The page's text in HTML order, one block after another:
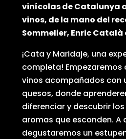
vinícolas de Catalunya
vinos, de la mano del
Sommelier, EnricCatalà
¡Cata y Maridaje, una
completa! Empezaremos
vinos acompañados con
quesos, donde
diferenciar y descubrir
aromas que esconden. A
degustaremos un